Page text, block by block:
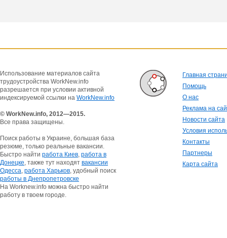
Использование материалов сайта
трудоустройства WorkNew.info
разрешается при условии активной
индексируемой ссылки на WorkNew.info
© WorkNew.info, 2012—2015.
Все права защищены.
Поиск работы в Украине, большая база
резюме, только реальные вакансии.
Быстро найти работа Киев, работа в
Донецке, также тут находят вакансии
Одесса, работа Харьков, удобный поиск
работы в Днепропетровске
На Worknew.info можна быстро найти
работу в твоем городе.
Главная
Помощь
О нас
Реклама на
Новости сайта
Условия
Контакты
Партнеры
Карта сайта